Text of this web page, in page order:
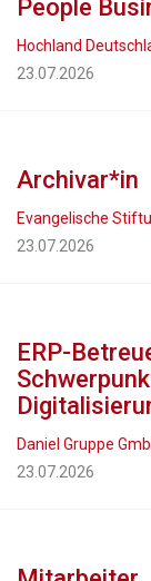
People
Hochland
23.07.2026
Archivar*in
Evangelische
23.07.2026
ERP-
Daniel Gruppe
23.07.2026